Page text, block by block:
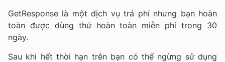
GetResponse là một dịch vụ trả phí nhưng bạn hoàn
toàn được dùng thử hoàn toàn miễn phí trong 30
ngày.
Sau khi hết thời hạn trên bạn có thể ngừng sử dụng